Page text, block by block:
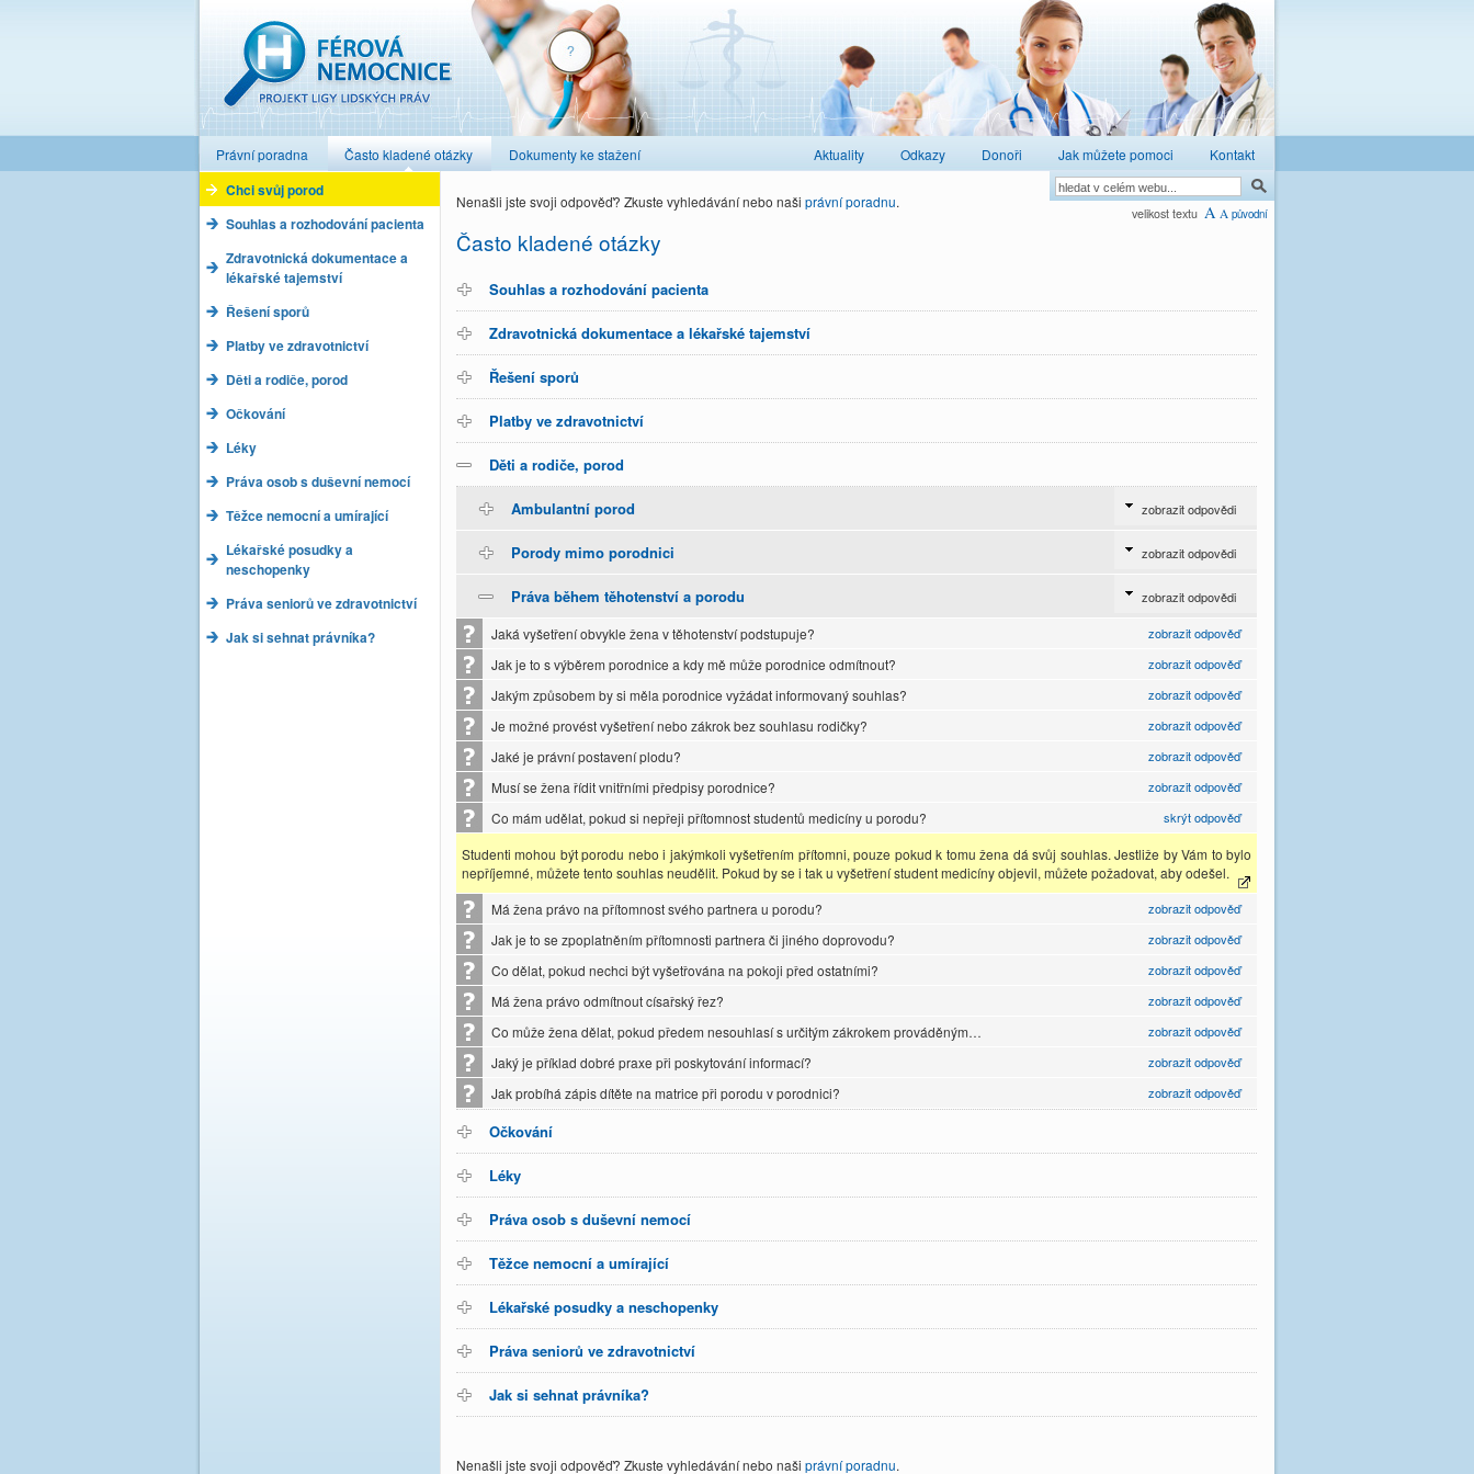
Právní poradna Často kladené otázky Dokumenty ke stažení Aktuality Odkazy Donoři Jak můžete pomoci Kontakt
Chci svůj porod
Souhlas a rozhodování pacienta
Zdravotnická dokumentace a
lékařské tajemství
Řešení sporů
Platby ve zdravotnictví
Děti a rodiče, porod
Očkování
Léky
Práva osob s duševní nemocí
Těžce nemocní a umírající
Lékařské posudky a
neschopenky
Práva seniorů ve zdravotnictví
Jak si sehnat právníka?
velikost textu A A původní
Nenašli jste svoji odpověď? Zkuste vyhledávání nebo naši právní poradnu.
Často kladené otázky
Souhlas a rozhodování pacienta
Zdravotnická dokumentace a lékařské tajemství
Řešení sporů
Platby ve zdravotnictví
Děti a rodiče, porod
zobrazit odpovědi
Ambulantní porod
zobrazit odpovědi
Porody mimo porodnici
zobrazit odpovědi
Práva během těhotenství a porodu
Jaká vyšetření obvykle žena v těhotenství podstupuje? zobrazit odpověď
Jak je to s výběrem porodnice a kdy mě může porodnice odmítnout? zobrazit odpověď
Jakým způsobem by si měla porodnice vyžádat informovaný souhlas? zobrazit odpověď
Je možné provést vyšetření nebo zákrok bez souhlasu rodičky? zobrazit odpověď
Jaké je právní postavení plodu? zobrazit odpověď
Musí se žena řídit vnitřními předpisy porodnice? zobrazit odpověď
Co mám udělat, pokud si nepřeji přítomnost studentů medicíny u porodu? skrýt odpověď
Studenti mohou být porodu nebo i jakýmkoli vyšetřením přítomni, pouze pokud k tomu žena dá svůj souhlas. Jestliže by Vám to bylo
nepříjemné, můžete tento souhlas neudělit. Pokud by se i tak u vyšetření student medicíny objevil, můžete požadovat, aby odešel.
Má žena právo na přítomnost svého partnera u porodu?
zobrazit odpověď
Jak je to se zpoplatněním přítomnosti partnera či jiného doprovodu? zobrazit odpověď
Co dělat, pokud nechci být vyšetřována na pokoji před ostatními? zobrazit odpověď
Má žena právo odmítnout císařský řez? zobrazit odpověď
Co může žena dělat, pokud předem nesouhlasí s určitým zákrokem prováděným… zobrazit odpověď
Jaký je příklad dobré praxe při poskytování informací? zobrazit odpověď
Jak probíhá zápis dítěte na matrice při porodu v porodnici? zobrazit odpověď
Očkování
Léky
Práva osob s duševní nemocí
Těžce nemocní a umírající
Lékařské posudky a neschopenky
Práva seniorů ve zdravotnictví
Jak si sehnat právníka?
Nenašli jste svoji odpověď? Zkuste vyhledávání nebo naši právní poradnu.